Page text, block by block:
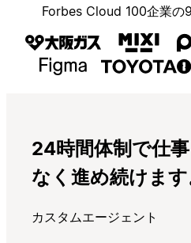
Forbes Cloud 100企業の
24時間体制で仕
なく進め続けます
カスタムエージェント